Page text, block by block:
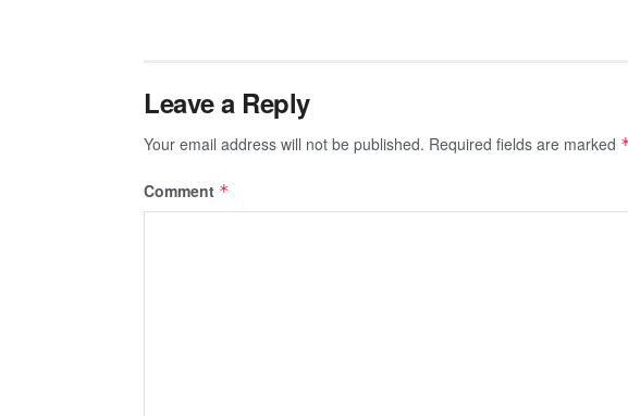
Leave a Reply
Your email address will not be published. Required fields are marked
Comment *